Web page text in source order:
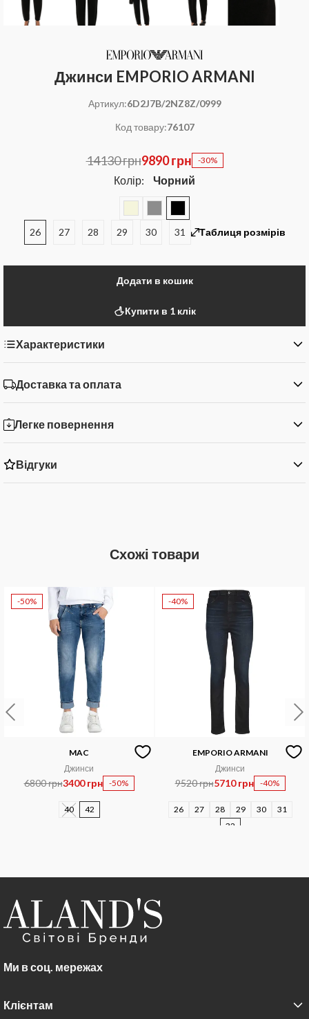
Джинси EMPORIO ARMANI
Артикул:6D2J7B/2NZ8Z/0999
Код товару:76107
14130 грн9890 грн -30%
Колір: Чорний
26 27 28 29 30 31 Таблиця розмірів
Додати в кошик
Купити в 1 клік
Характеристики
Доставка та оплата
Легке повернення
Відгуки
Схожі товари
-50%
MAC
Джинси
6800 грн3400 грн -50%
40 42
-40%
EMPORIO ARMANI
Джинси
9520 грн5710 грн -40%
26 27 28 29 30
31
32
Ми в соц. мережах
Клієнтам